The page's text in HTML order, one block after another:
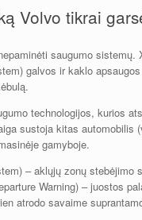
Volvo tikrai
saugumo
galvos ir kaklo
technologijos, kurios
sustoja kitas
gamyboje.
– aklųjų zonų
Warning) – juostos
atrodo savaime